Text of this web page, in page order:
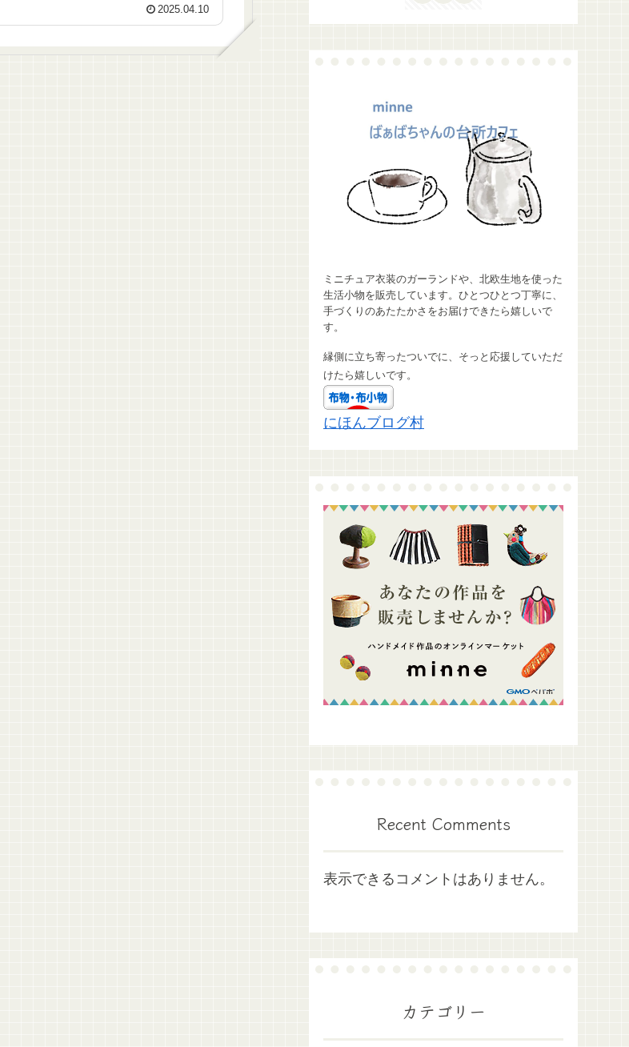
2025.04.10
ミニチュア衣装のガーランドや、北欧生地を使った
生活小物を販売しています。ひとつひとつ丁寧に、
手づくりのあたたかさをお届けできたら嬉しいで
す。
縁側に立ち寄ったついでに、そっと応援していただ
けたら嬉しいです。
にほんブログ村
Recent Comments
表示できるコメントはありません。
カテゴリー